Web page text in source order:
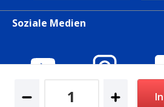
Soziale Medien